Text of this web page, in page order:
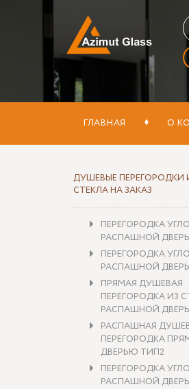
ГЛАВНАЯ О
ДУШЕВЫЕ ПЕРЕГОРОДКИ
СТЕКЛА НА ЗАКАЗ
ПЕРЕГОРОДКА
РАСПАШНОЙ
ПЕРЕГОРОДКА
РАСПАШНОЙ
ПРЯМАЯ ДУШЕВАЯ
ПЕРЕГОРОДКА ИЗ
РАСПАШНОЙ
РАСПАШНАЯ
ПЕРЕГОРОДКА
ДВЕРЬЮ ТИП2
ПЕРЕГОРОДКА
РАСПАШНОЙ